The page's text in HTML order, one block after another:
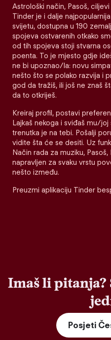
Astrološki način, Pasoš,
Tinder je i dalje
svijetu, dostupna u 190
spojeva ostvarenih otkako
od tih spojeva stoji stvarna
poenta. To je mjesto gdje
ne bi upoznao/la: novu
nešto što se polako razvija i
god da tražiš, ili još ne znaš
da to otkriješ.
Kreiraj profil, postavi
Lajkaš nekoga i sviđaš mu/
trenutka je na tebi. Pošalji
vidite šta će se desiti. Uz
Način rada za muziku,
napravljen za svaku vrstu
nešto između.
Preuzmi aplikaciju Tinder
Imaš li pitanja?
Posjeti